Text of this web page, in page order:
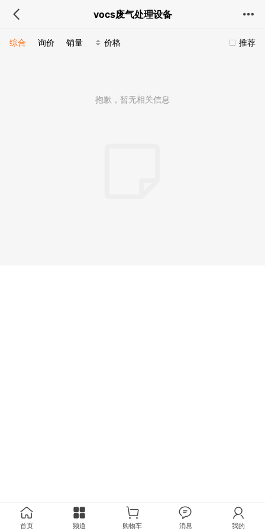
vocs废气处理设备
推荐
综合 询价 销量 价格
抱歉，暂无相关信息
首页 频道 购物车 消息 我的